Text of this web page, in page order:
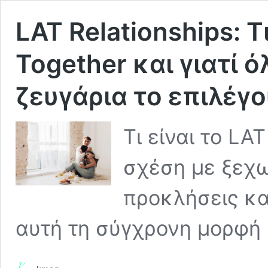
LAT Relationships:
Together και γιατί
ζευγάρια το
Τι είναι το
σχέση με
προκλήσεις
αυτή τη σύγχρονη μορφή